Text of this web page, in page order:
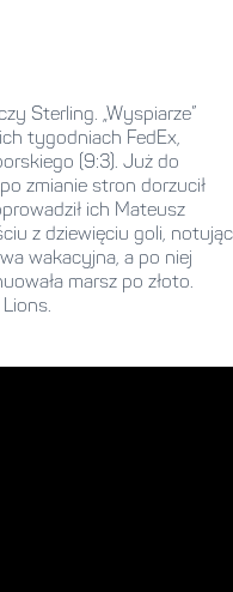
Sterling. „Wyspiarze”
tygodniach FedEx,
(9:3). Już do
zmianie stron dorzucił
ich Mateusz
z dziewięciu goli, notując
wakacyjna, a po niej
marsz po złoto.